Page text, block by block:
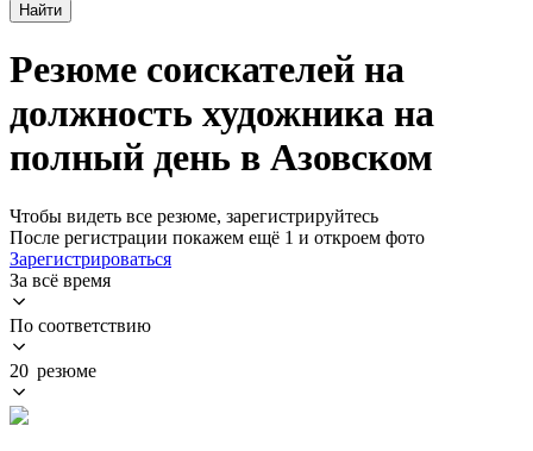
Найти
Резюме соискателей на
должность художника на
полный день в Азовском
Чтобы видеть все резюме, зарегистрируйтесь
После регистрации покажем ещё 1 и откроем фото
Зарегистрироваться
За всё время
По соответствию
20 резюме